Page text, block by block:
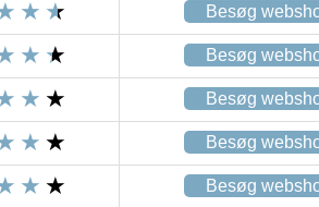
Besøg
Besøg
Besøg
Besøg
Besøg